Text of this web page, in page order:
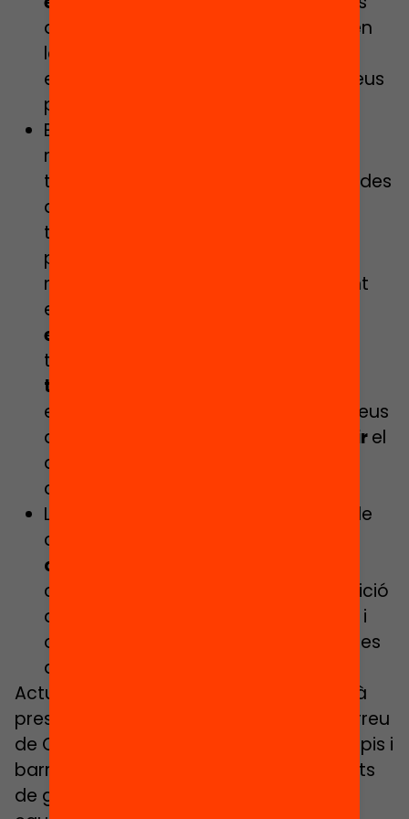
que molts cops passen inadvertits en
les activitats educatives i que els
edunautes podran plasmar en els seus
passaports.
Els
rebrà el seu Passaport Edunauta a
través del seu centre educatiu o bé des
dels equipaments i/o entitats del
territori que estiguin vinculades al
projecte. Quan el tingui a les seves
mans es convertirà automàticament
en un edunauta i amb ell podrà:
explorar i viatjar
tots els espais 360 del seu municipi,
triar i crear
educatiu,
els seus
aprenentatges,
celebrar i compartirel
que ha après amb la resta de la
comunitat.
La
: el viatge de
cada edunauta finalitzarà amb una
cerimònia de graduació
celebrarà al tancament de cada edició
del passaport (estiu, curs escolar…), i
on seran convidats tots els edunautes
del municipi i les seves famílies
Actualment, el Passaport Edunauta està
present a una trentena de territoris d’arreu
de Catalunya, entre comarques, municipis i
barris. Hi participen més de 14.042 infants
de gairebé 200 escoles i més de 400